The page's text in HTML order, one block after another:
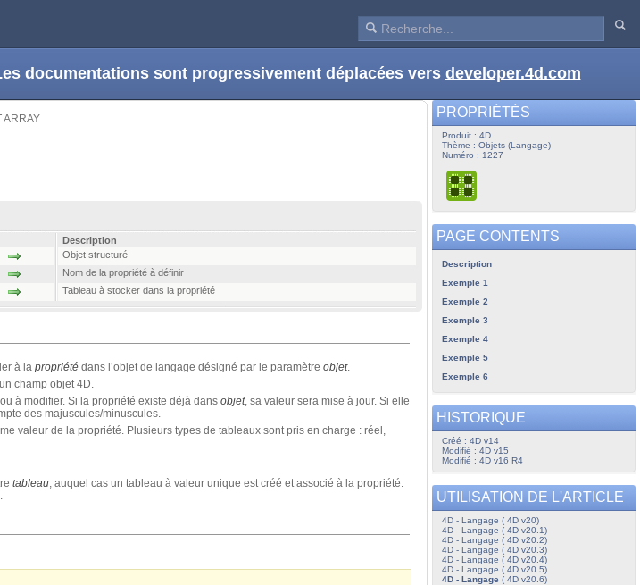
documentations sont progressivement déplacées vers developer.4d.com
ARRAY
Description
Objet structuré
Nom de la propriété à définir
Tableau à stocker dans la propriété
à la propriété dans l’objet de langage désigné par le paramètre objet.
champ objet 4D.
à modifier. Si la propriété existe déjà dans objet, sa valeur sera mise à jour. Si elle
des majuscules/minuscules.
valeur de la propriété. Plusieurs types de tableaux sont pris en charge : réel,
tableau, auquel cas un tableau à valeur unique est créé et associé à la propriété.
PROPRIÉTÉS
Produit : 4D
Thème : Objets (Langage)
Numéro : 1227
PAGE CONTENTS
Description
Exemple 1
Exemple 2
Exemple 3
Exemple 4
Exemple 5
Exemple 6
HISTORIQUE
Créé : 4D v14
Modifié : 4D v15
Modifié : 4D v16 R4
UTILISATION DE L'ARTICLE
4D - Langage ( 4D v20)
4D - Langage ( 4D v20.1)
4D - Langage ( 4D v20.2)
4D - Langage ( 4D v20.3)
4D - Langage ( 4D v20.4)
4D - Langage ( 4D v20.5)
4D - Langage( 4D v20.6)